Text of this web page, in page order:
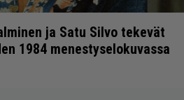
ja Satu Silvo tekevät
1984 menestyselokuvassa